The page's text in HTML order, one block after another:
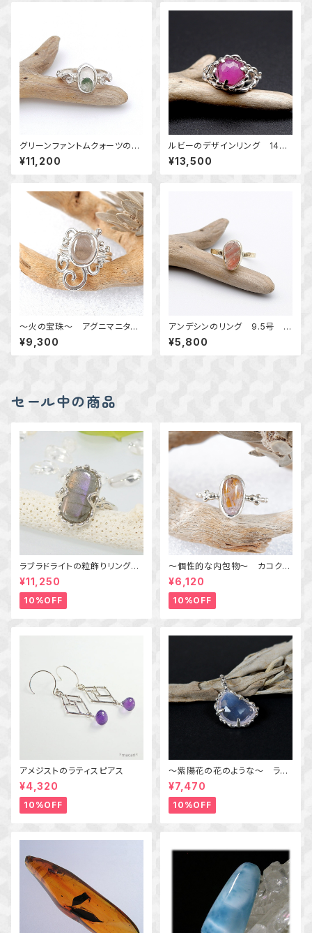
グリーンファントムクォーツの唐
草リング 14号 ～風景を閉じ
込めて～ 天然石アクセサリ
ー 一点物
¥11,200
ルビーのデザインリング 14
号 ～落ち着いた大人の輝き
～ 天然石アクセサリー 指
輪 一点物
¥13,500
～火の宝珠～ アグニマニタイ
トの唐草粒リング 14号 天
然石アクセサリー 指輪 一点
¥9,300
アンデシンのリング 9.5号 ～
真鍮～ 天然石アクセサリー
指輪 一点物 macari
¥5,800
セール中の商品
ラブラドライトの粒飾りリング
（パープル＆オレンジ） 16号
¥11,250
10%OFF
～個性的な内包物～ カコクセ
ナイトインアメジストの粒飾りリ
ング 10号 天然石アクセサリ
ー 一点物 macari
¥6,120
10%OFF
アメジストのラティスピアス
¥4,320
10%OFF
～紫陽花の花のような～ ラベ
ンダークォーツの粒飾りペンダ
ント 天然石アクセサリー
一点物
¥7,470
10%OFF